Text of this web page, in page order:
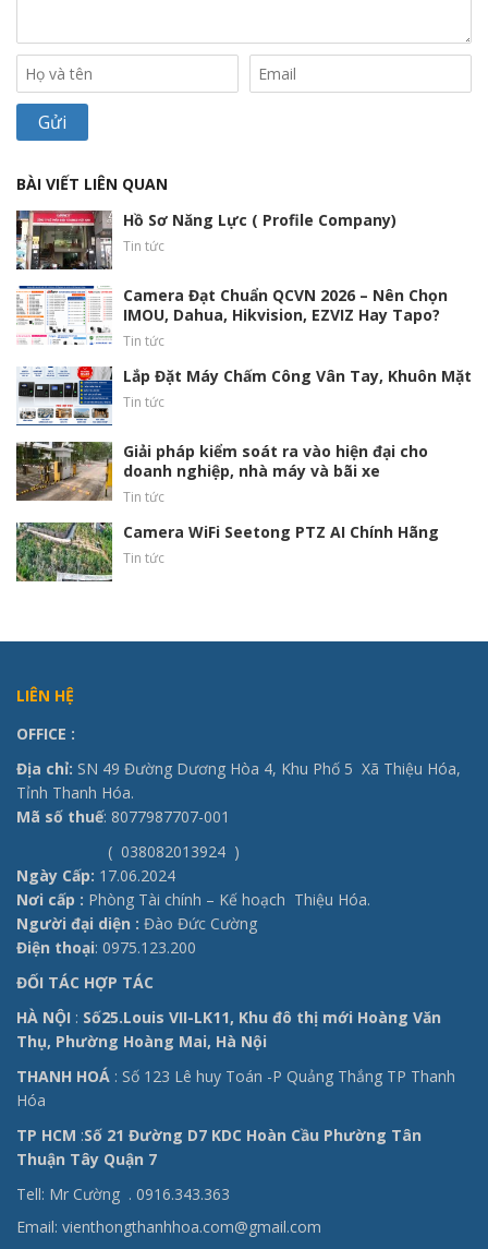
BÀI VIẾT LIÊN QUAN
Hồ Sơ Năng Lực ( Profile Company)
Tin tức
Camera Đạt Chuẩn QCVN 2026 – Nên Chọn
IMOU, Dahua, Hikvision, EZVIZ Hay Tapo?
Tin tức
Lắp Đặt Máy Chấm Công Vân Tay, Khuôn Mặt
Tin tức
Giải pháp kiểm soát ra vào hiện đại cho
doanh nghiệp, nhà máy và bãi xe
Tin tức
Camera WiFi Seetong PTZ AI Chính Hãng
Tin tức
LIÊN HỆ
OFFICE :
Địa chỉ: SN 49 Đường Dương Hòa 4, Khu Phố 5 Xã Thiệu Hóa,
Tỉnh Thanh Hóa.
Mã số thuế: 8077987707-001
( 038082013924 )
Ngày Cấp: 17.06.2024
Nơi cấp : Phòng Tài chính – Kế hoạch Thiệu Hóa.
Người đại diện : Đào Đức Cường
Điện thoại: 0975.123.200
ĐỐI TÁC HỢP TÁC
HÀ NỘI : Số25.Louis VII-LK11, Khu đô thị mới Hoàng Văn
Thụ, Phường Hoàng Mai, Hà Nội
THANH HOÁ : Số 123 Lê huy Toán -P Quảng Thắng TP Thanh
Hóa
TP HCM :Số 21 Đường D7 KDC Hoàn Cầu Phường Tân
Thuận Tây Quận 7
Tell: Mr Cường . 0916.343.363
Email: vienthongthanhhoa.com@gmail.com